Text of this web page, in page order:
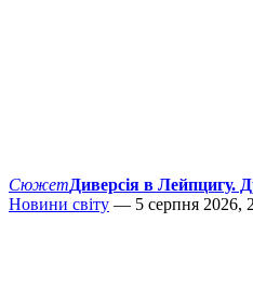
СюжетДиверсія в Лейпцигу.
Новини світу — 5 серпня 2026,